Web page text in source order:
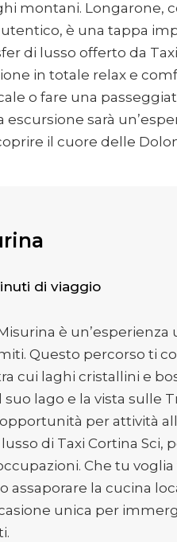
montani. Longarone,
è una tappa
di lusso offerto da
in totale relax e
o fare una
sarà
il cuore delle
di viaggio
è un’esperienza
Questo percorso ti
cui laghi cristallini e
lago e la vista sulle
per attività
di Taxi Cortina Sci,
Che tu
assaporare la cucina
unica per